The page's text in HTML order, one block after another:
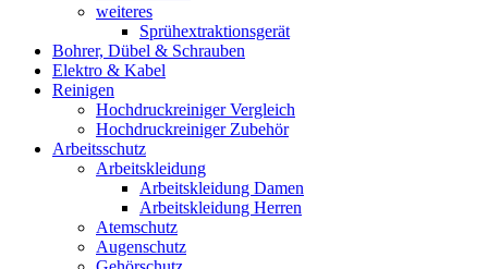
weiteres
Sprühextraktionsgerät
Bohrer, Dübel & Schrauben
Elektro & Kabel
Reinigen
Hochdruckreiniger Vergleich
Hochdruckreiniger Zubehör
Arbeitsschutz
Arbeitskleidung
Arbeitskleidung Damen
Arbeitskleidung Herren
Atemschutz
Augenschutz